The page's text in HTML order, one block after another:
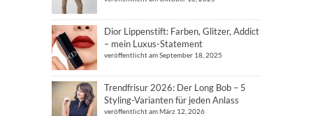
Dior Lippenstift: Farben, Glitzer, Addict
– mein Luxus-Statement
veröffentlicht am September 18, 2025
Trendfrisur 2026: Der Long Bob – 5
Styling-Varianten für jeden Anlass
veröffentlicht am März 12, 2026